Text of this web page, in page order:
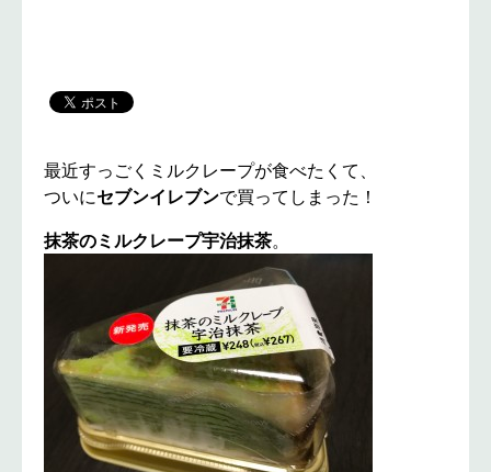
最近すっごくミルクレープが食べたくて、
ついにセブンイレブンで買ってしまった！
抹茶のミルクレープ宇治抹茶。